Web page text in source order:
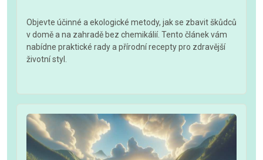
Objevte účinné a ekologické metody, jak se zbavit škůdců
v domě a na zahradě bez chemikálií. Tento článek vám
nabídne praktické rady a přírodní recepty pro zdravější
životní styl.